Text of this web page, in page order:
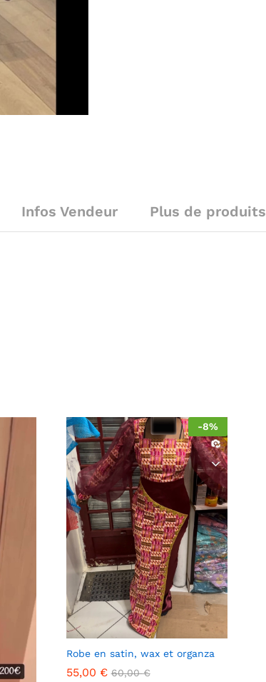
Infos Vendeur Plus de produits
-8%
Robe en satin, wax et organza
55,00 € 60,00€